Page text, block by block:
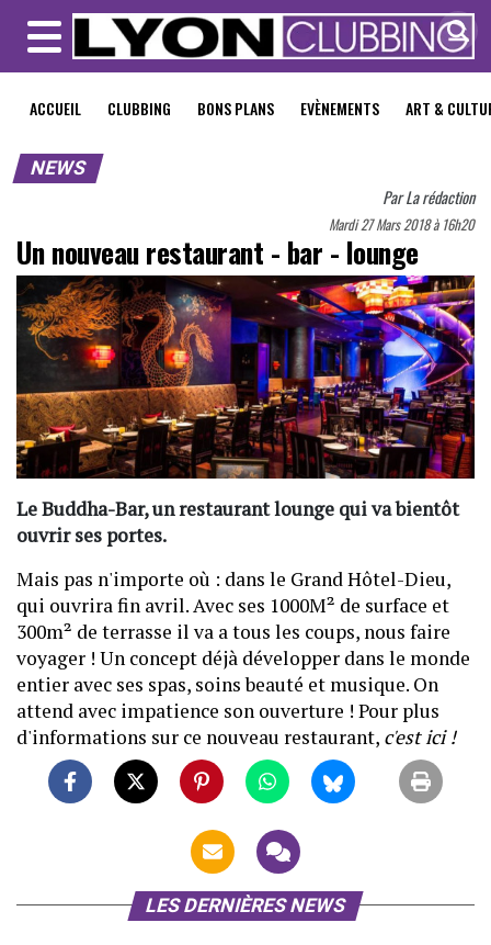
MENU
ACCUEIL CLUBBING BONS PLANS EVÈNEMENTS ART &
NEWS
ParLa rédaction
Mardi 27 Mars 2018 à 16h20
Un nouveau restaurant - bar - lounge
Le Buddha-Bar, un restaurant lounge qui va bientôt
ouvrir ses portes.
Mais pas n'importe où : dans le Grand Hôtel-Dieu,
qui ouvrira fin avril. Avec ses 1000M² de surface et
300m² de terrasse il va a tous les coups, nous faire
voyager ! Un concept déjà développer dans le monde
entier avec ses spas, soins beauté et musique. On
attend avec impatience son ouverture ! Pour plus
d'informations sur ce nouveau restaurant, c'est ici !
LES DERNIÈRES NEWS